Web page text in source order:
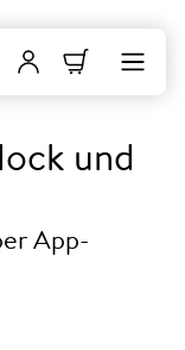
und
App-